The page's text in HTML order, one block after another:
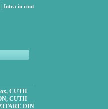
Intra in cont